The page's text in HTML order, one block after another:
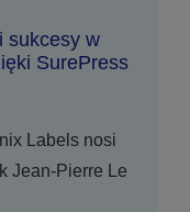
sukcesy w
SurePress
Labels nosi
Jean-Pierre Le